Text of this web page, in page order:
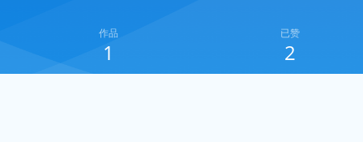
作品
1
已赞
2